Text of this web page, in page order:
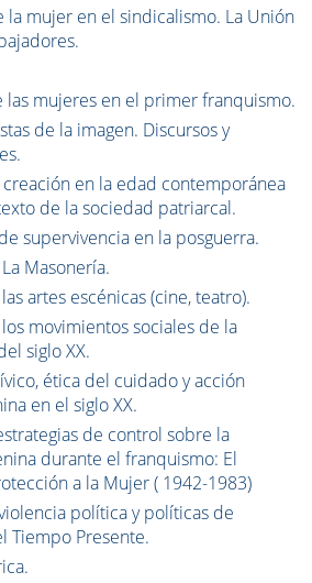
la mujer en el sindicalismo. La Unión
las mujeres en el primer franquismo.
de la imagen. Discursos y
creación en la edad contemporánea
de la sociedad patriarcal.
supervivencia en la posguerra.
Masonería.
artes escénicas (cine, teatro).
movimientos sociales de la
siglo XX.
ética del cuidado y acción
en el siglo XX.
de control sobre la
durante el franquismo: El
a la Mujer ( 1942-1983)
política y políticas de
Tiempo Presente.